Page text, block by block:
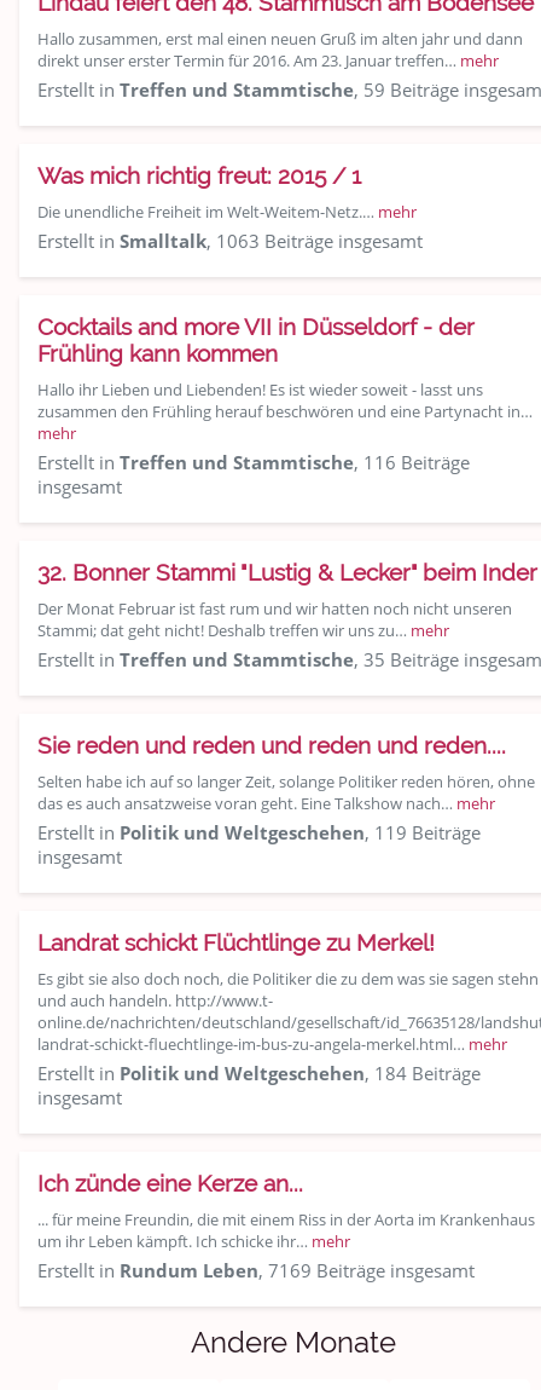
Hallo zusammen, erst mal einen neuen Gruß im alten jahr und dann
direkt unser erster Termin für 2016. Am 23. Januar treffen… mehr
Erstellt in Treffen und Stammtische, 59 Beiträge
Was mich richtig freut: 2015 / 1
Die unendliche Freiheit im Welt-Weitem-Netz.… mehr
Erstellt in Smalltalk, 1063 Beiträge insgesamt
Cocktails and more VII in Düsseldorf - der
Frühling kann kommen
Hallo ihr Lieben und Liebenden! Es ist wieder soweit - lasst uns
zusammen den Frühling herauf beschwören und eine Partynacht in…
mehr
Erstellt in Treffen und Stammtische, 116 Beiträge
insgesamt
32. Bonner Stammi "Lustig & Lecker" beim Inder
Der Monat Februar ist fast rum und wir hatten noch nicht unseren
Stammi; dat geht nicht! Deshalb treffen wir uns zu… mehr
Erstellt in Treffen und Stammtische, 35 Beiträge
Sie reden und reden und reden und reden....
Selten habe ich auf so langer Zeit, solange Politiker reden hören, ohne
das es auch ansatzweise voran geht. Eine Talkshow nach… mehr
Erstellt in Politik und Weltgeschehen, 119 Beiträge
insgesamt
Landrat schickt Flüchtlinge zu Merkel!
Es gibt sie also doch noch, die Politiker die zu dem was sie sagen stehn
und auch handeln. http://www.t-
online.de/nachrichten/deutschland/gesellschaft/id_76635128/
landrat-schickt-fluechtlinge-im-bus-zu-angela-merkel.html… mehr
Erstellt in Politik und Weltgeschehen, 184 Beiträge
insgesamt
Ich zünde eine Kerze an...
... für meine Freundin, die mit einem Riss in der Aorta im Krankenhaus
um ihr Leben kämpft. Ich schicke ihr… mehr
Erstellt in Rundum Leben, 7169 Beiträge insgesamt
Andere Monate